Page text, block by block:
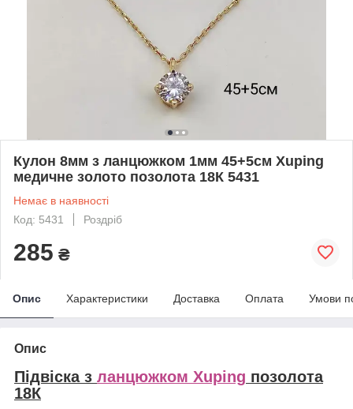
Кулон 8мм з ланцюжком 1мм 45+5см Xuping
медичне золото позолота 18К 5431
Немає в наявності
Код: 5431
Роздріб
285 ₴
Опис Характеристики Доставка Оплата Умови
Опис
Підвіска з ланцюжком Xuping позолота
18К